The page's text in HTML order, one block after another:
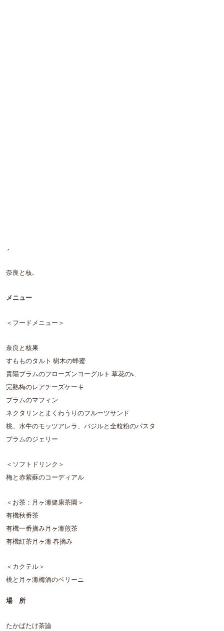
テーマ
奈良と核果
メニュー
＜フードメニュー＞
奈良と核果
すもものタルト 樹木の蜂蜜
貴陽プラムのフローズンヨーグルト 草花の蜂蜜
完熟梅のレアチーズケーキ
プラムのマフィン
ネクタリンとまくわうりのフルーツサンド
桃、水牛のモッツアレラ、バジルと全粒粉のパスタ
プラムのジェリー
＜ソフトドリンク＞
梅と赤紫蘇のコーディアル
＜お茶：月ヶ瀬健康茶園＞
有機秋番茶
有機一番摘み月ヶ瀬煎茶
有機紅茶月ヶ瀬 春摘み
＜カクテル＞
桃と月ヶ瀬梅酒のベリーニ
場 所
たかばたけ茶論